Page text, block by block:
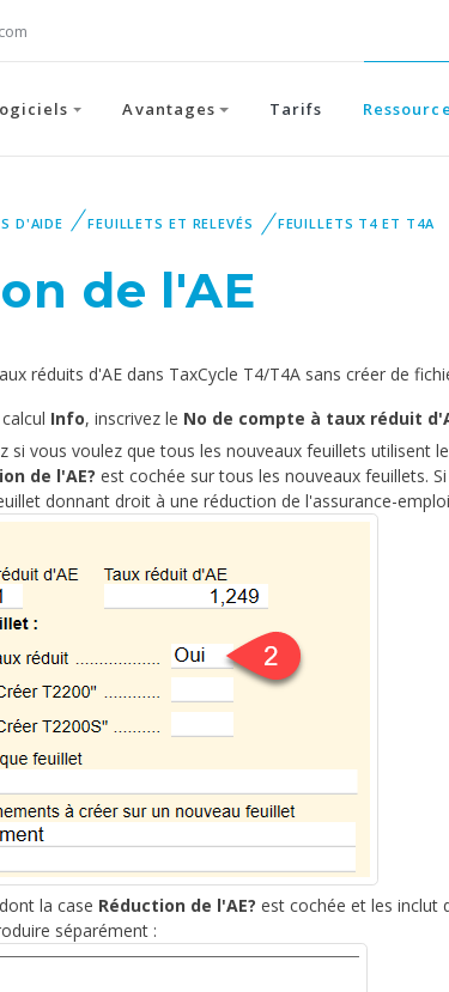
Avantages Tarifs
D'AIDE FEUILLETS ET RELEVÉS FEUILLETS T4 ET T4A
de l'AE
réduits d'AE dans TaxCycle T4/T4A sans créer de
Info, inscrivez le No de compte à taux réduit
si vous voulez que tous les nouveaux feuillets utilisent
de l'AE? est cochée sur tous les nouveaux feuillets.
donnant droit à une réduction de l'assurance-
la case Réduction de l'AE? est cochée et les inclut
séparément :